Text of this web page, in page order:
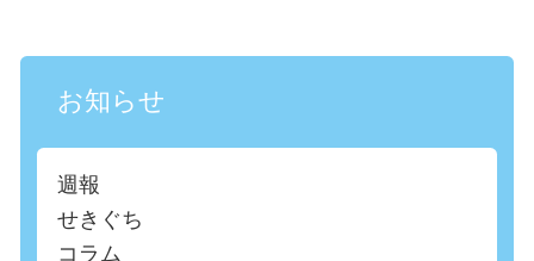
お知らせ
週報
せきぐち
コラム